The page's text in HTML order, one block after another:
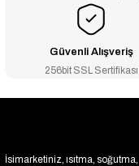
Fusion SD12 1250 W Plastik
Güvenli Alışveriş
256bit SSL Sertifikası
İsimarketiniz, ısıtma,